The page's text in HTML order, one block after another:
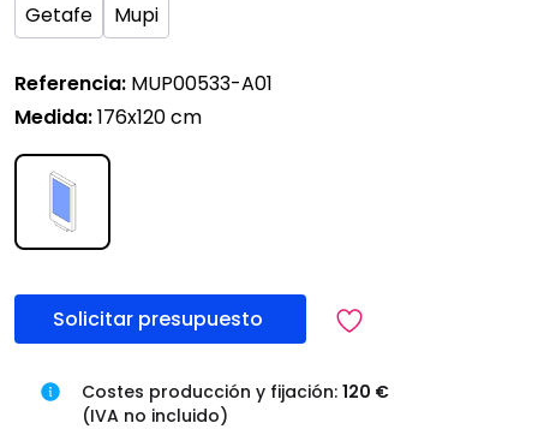
Getafe Mupi
Referencia: MUP00533-A01
Medida:176x120 cm
Solicitar presupuesto
Costes producción y fijación: 120 €
(IVA no incluido)